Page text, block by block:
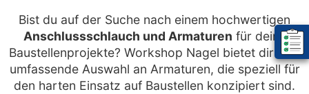
Mein
Bist du auf der Suche nach einem hochwertigen
Anschlussschlauch und Armaturen für deine
Baustellenprojekte? Workshop Nagel bietet dir eine
umfassende Auswahl an Armaturen, die speziell für
den harten Einsatz auf Baustellen konzipiert sind.